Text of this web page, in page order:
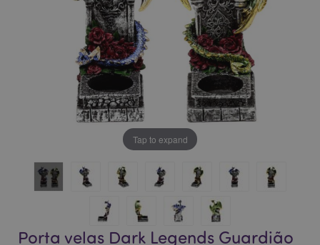
Tap to expand
Porta velas Dark Legends Guardião